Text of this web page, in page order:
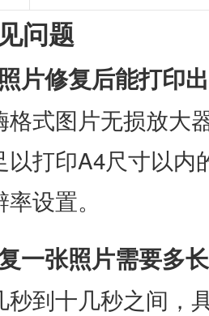
问题
片修复后能打印
格式图片无损放大
以打印A4尺寸以内
设置。
一张照片需要多
秒到十几秒之间，